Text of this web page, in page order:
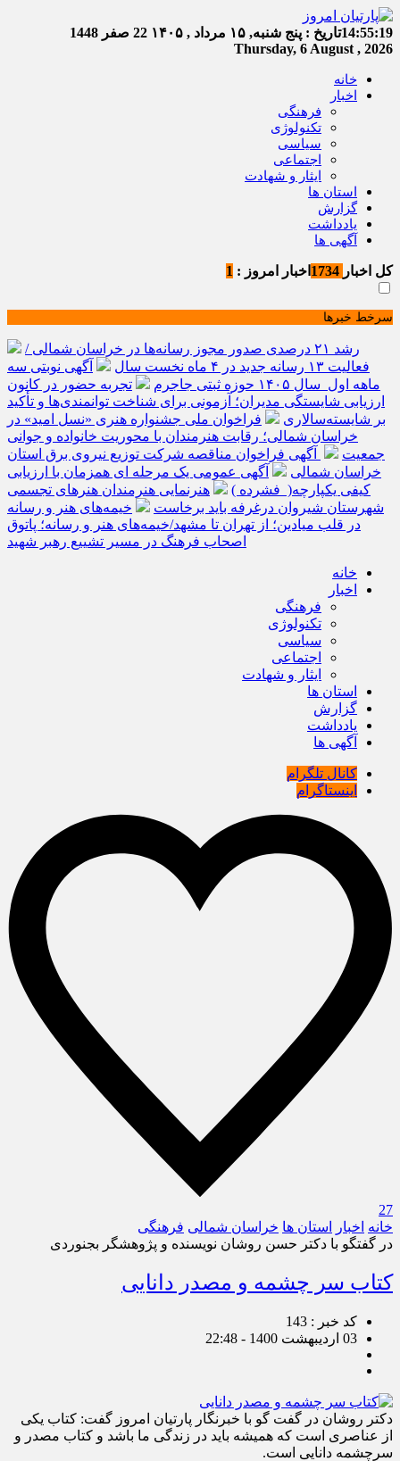
14:55:19تاریخ : پنج شنبه, ۱۵ مرداد , ۱۴۰۵
22 صفر 1448
Thursday, 6 August , 2026
خانه
اخبار
فرهنگی
تکنولوژی
سیاسی
اجتماعی
ایثار و شهادت
استان ها
گزارش
یادداشت
آگهی ها
کل اخبار اخبار امروز : 1
سرخط خبرها
رشد ۲۱ درصدی صدور مجوز رسانه‌ها در خراسان شمالی /
فعالیت ۱۳ رسانه جدید در ۴ ماه نخست سال
آگهی نوبتی سه
ماهه اول سال ۱۴۰۵ حوزه ثبتی جاجرم
تجربه حضور در کانون
ارزیابی شایستگی مدیران؛ آزمونی برای شناخت توانمندی‌ها و تأکید
بر شایسته‌سالاری
فراخوان ملی جشنواره هنری «نسل امید» در
خراسان شمالی؛ رقابت هنرمندان با محوریت خانواده و جوانی
جمعیت
آگهی فراخوان مناقصه شرکت توزیع نیروی برق استان
خراسان شمالی
آگهی عمومی یک مرحله ای همزمان با ارزیابی
کیفی یکپارچه( فشرده )
هنرنمایی هنرمندان هنرهای تجسمی
شهرستان شیروان درغرفه باید برخاست
خیمه‌های هنر و رسانه
در قلب میادین؛ از تهران تا مشهد/خیمه‌های هنر و رسانه؛ پاتوق
اصحاب فرهنگ در مسیر تشییع رهبر شهید
خانه
اخبار
فرهنگی
تکنولوژی
سیاسی
اجتماعی
ایثار و شهادت
استان ها
گزارش
یادداشت
آگهی ها
کانال تلگرام
اینستاگرام
27
خانه اخبار استان ها خراسان شمالی فرهنگی
در گفتگو با دکتر حسن روشان نویسنده و پژوهشگر بجنوردی
کتاب سر چشمه و مصدر دانایی
کد خبر : 143
03 اردیبهشت 1400 - 22:48
دکتر روشان در گفت گو با خبرنگار پارتیان امروز گفت: کتاب یکی
از عناصری است که همیشه باید در زندگی ما باشد و کتاب مصدر و
سرچشمه دانایی است.